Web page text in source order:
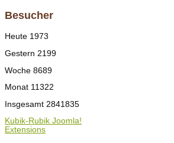
Besucher
Heute 1973
Gestern 2199
Woche 8689
Monat 11322
Insgesamt 2841835
Kubik-Rubik Joomla!
Extensions